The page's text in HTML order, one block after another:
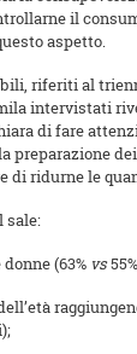
il
aspetto.
riferiti al
intervistati
di fare
preparazione
di ridurne le
sale:
(63% vs